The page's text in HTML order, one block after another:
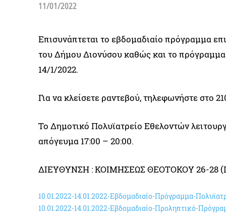
11/01/2022
Επισυνάπτεται το εβδομαδιαίο πρόγραμμα
του Δήμου Διονύσου καθώς και το
14/1/2022.
Για να κλείσετε ραντεβού, τηλεφωνήστε στο
Το Δημοτικό Πολυϊατρείο Εθελοντών
απόγευμα 17:00 – 20:00.
ΔΙΕΥΘΥΝΣΗ : ΚΟΙΜΗΣΕΩΣ ΘΕΟΤΟΚΟΥ 26-28
10.01.2022-14.01.2022-Εβδομαδιαίο-Πρόγραμμα-
10.01.2022-14.01.2022-Εβδομαδιαίο-Προληπτικό-